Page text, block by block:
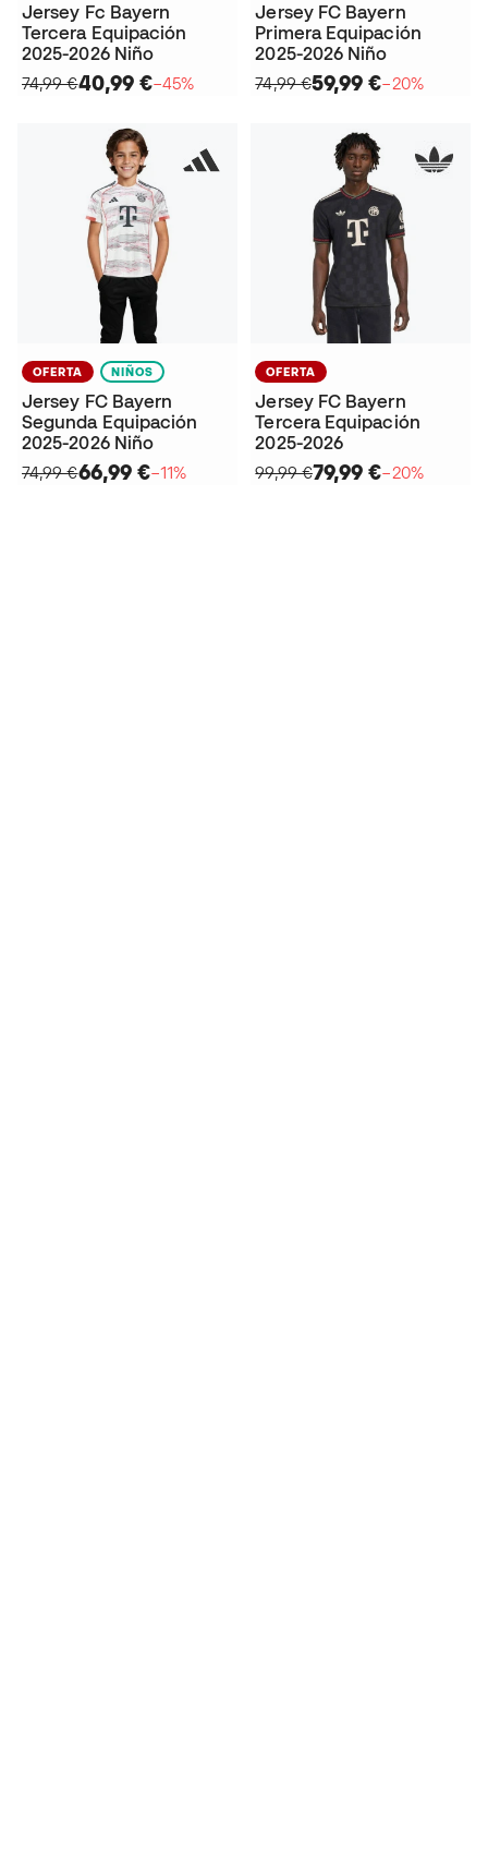
Jersey Fc Bayern
Tercera Equipación
2025-2026 Niño
74,99 €40,99 €−45%
Jersey FC Bayern
Primera Equipación
2025-2026 Niño
74,99 €59,99 €−20%
OFERTA NIÑOS
Jersey FC Bayern
Segunda Equipación
2025-2026 Niño
74,99 €66,99 €−11%
OFERTA
Jersey FC Bayern
Tercera Equipación
2025-2026
99,99 €79,99 €−20%